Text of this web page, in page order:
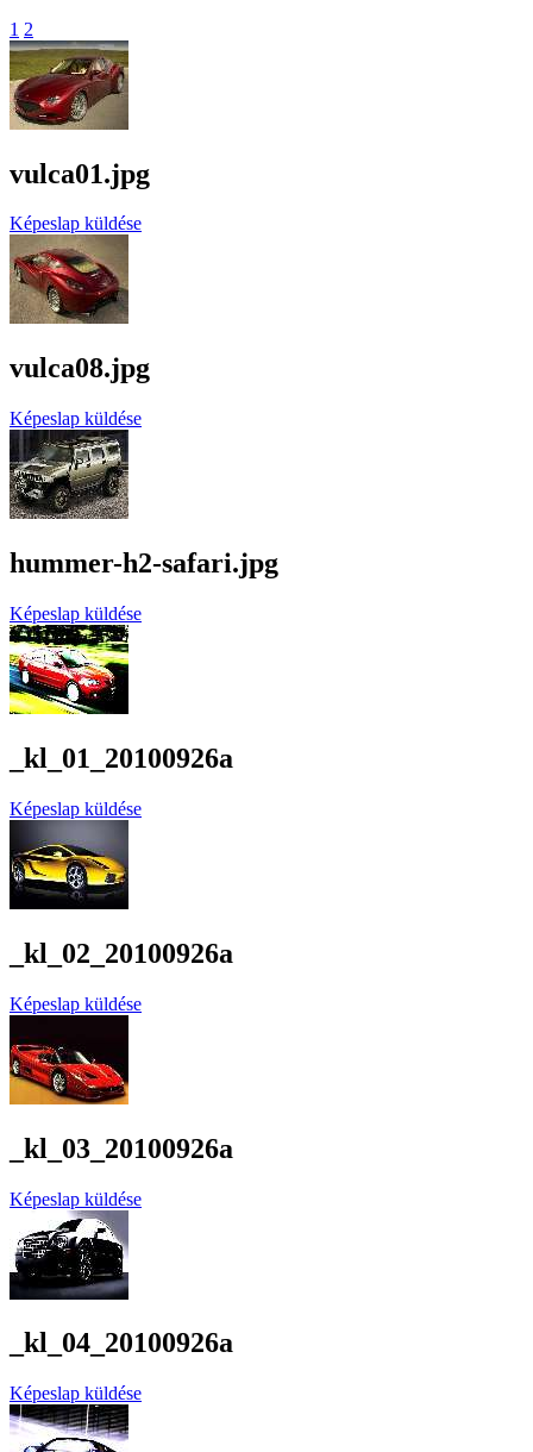
1 2
vulca01.jpg
Képeslap küldése
vulca08.jpg
Képeslap küldése
hummer-h2-safari.jpg
Képeslap küldése
_kl_01_20100926a
Képeslap küldése
_kl_02_20100926a
Képeslap küldése
_kl_03_20100926a
Képeslap küldése
_kl_04_20100926a
Képeslap küldése